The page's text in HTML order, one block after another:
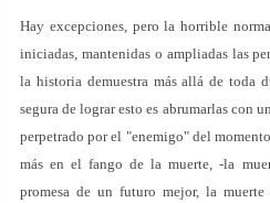
Hay excepciones, pero la horrible
iniciadas, mantenidas o ampliadas las
la historia demuestra más allá de toda
segura de lograr esto es abrumarlas con
perpetrado por el "enemigo" del
más en el fango de la muerte, -la
promesa de un futuro mejor, la